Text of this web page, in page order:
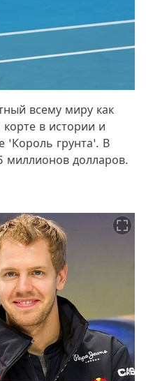
всему миру как
в истории и
'Король грунта'. В
миллионов долларов.